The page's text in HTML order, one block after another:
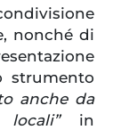
nonché di
strumento
anche da
in